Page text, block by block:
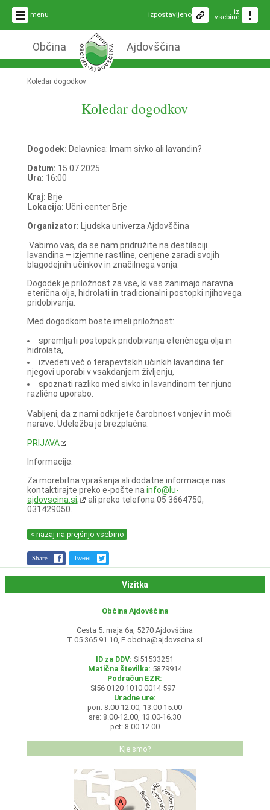
menu iz
vsebine
izpostavljeno
Občina Ajdovščina
Koledar dogodkov
Koledar dogodkov
Dogodek: Delavnica: Imam sivko ali lavandin?
Datum: 15.07.2025
Ura: 16:00
Kraj: Brje
Lokacija: Učni center Brje
Organizator: Ljudska univerza Ajdovščina
Vabimo vas, da se nam pridružite na destilaciji
lavandina – izjemne rastline, cenjene zaradi svojih
blagodejnih učinkov in značilnega vonja.
Dogodek je priložnost za vse, ki vas zanimajo naravna
eterična olja, hidrolati in tradicionalni postopki njihovega
pridobivanja.
Med dogodkom boste imeli priložnost:
spremljati postopek pridobivanja eteričnega olja in
hidrolata,
izvedeti več o terapevtskih učinkih lavandina ter
njegovi uporabi v vsakdanjem življenju,
spoznati razliko med sivko in lavandinom ter njuno
različno uporabo.
Vabljeni, da z nami odkrijete čarobnost vonjev in moči
narave. Udeležba je brezplačna.
PRIJAVA
Informacije:
Za morebitna vprašanja ali dodatne informacije nas
kontaktirajte preko e-pošte nainfo@lu-
ajdovscina.si,
ali preko telefona 05 3664750,
031429050.
< nazaj na prejšnjo vsebino
Share Tweet
Vizitka
Občina Ajdovščina
Cesta 5. maja 6a, 5270 Ajdovščina
T 05 365 91 10, E obcina@ajdovscina.si
ID za DDV: SI51533251
Matična številka: 5879914
Podračun EZR:
SI56 0120 1010 0014 597
Uradne ure:
pon: 8.00-12.00, 13.00-15.00
sre: 8.00-12.00, 13.00-16.30
pet: 8.00-12.00
Kje smo?